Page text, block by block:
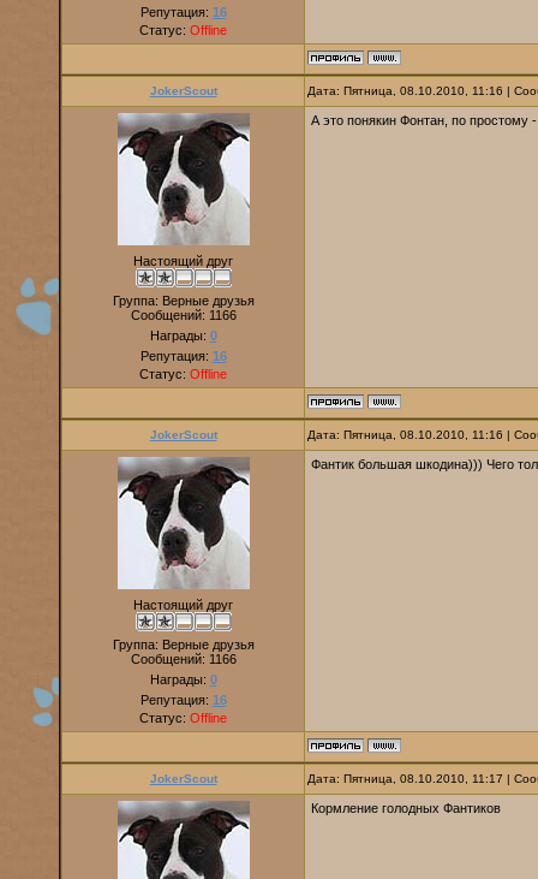
Репутация: 16
Статус: Offline
JokerScout Дата: Пятница, 08.10.2010, 11:16 |
Настоящий друг
Группа: Верные друзья
Сообщений: 1166
Награды: 0
Репутация: 16
Статус: Offline
А это понякин Фонтан, по простому
JokerScout Дата: Пятница, 08.10.2010, 11:16 |
Настоящий друг
Группа: Верные друзья
Сообщений: 1166
Награды: 0
Репутация: 16
Статус: Offline
Фантик большая шкодина))) Чего
JokerScout Дата: Пятница, 08.10.2010, 11:17 |
Кормление голодных Фантиков